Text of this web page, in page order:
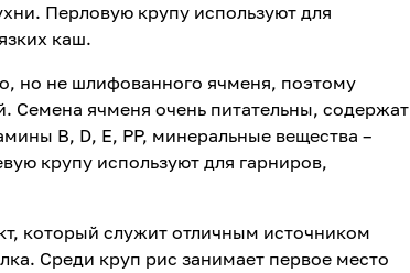
Перловую крупу используют для
каш.
но не шлифованного ячменя, поэтому
Семена ячменя очень питательны, содержат
В, D, Е, РР, минеральные вещества –
крупу используют для гарниров,
который служит отличным источником
Среди круп рис занимает первое место